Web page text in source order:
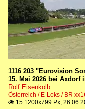
1116 203 "Eurovision
15. Mai 2026 bei Axdorf
Rolf Eisenkolb
Österreich / E-Loks / BR
 15 1200x799 Px,